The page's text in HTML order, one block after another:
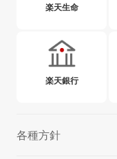
楽天生命
楽天銀行
各種方針